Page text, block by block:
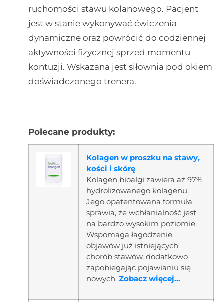
ruchomości stawu kolanowego. Pacjent
jest w stanie wykonywać ćwiczenia
dynamiczne oraz powrócić do codziennej
aktywności fizycznej sprzed momentu
kontuzji. Wskazana jest siłownia pod okiem
doświadczonego trenera.
Polecane produkty:
Kolagen w proszku na stawy,
kości i skórę
Kolagen bioalgi zawiera aż 97%
hydrolizowanego kolagenu.
Jego opatentowana formuła
sprawia, że wchłanialność jest
na bardzo wysokim poziomie.
Wspomaga łagodzenie
objawów już istniejących
chorób stawów, dodatkowo
zapobiegając pojawianiu się
nowych. Zobacz więcej...